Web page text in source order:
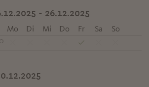
- 26.12.2025
Mo Di Mi Do Fr Sa
So